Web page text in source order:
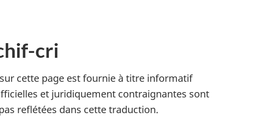
cri
cette page est fournie à titre informatif
et juridiquement contraignantes sont
reflétées dans cette traduction.